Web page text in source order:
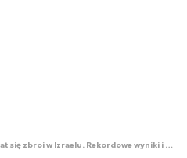
Świat się zbroi w Izraelu. Rekordowe wyniki i handel systemami szpiegowskimi